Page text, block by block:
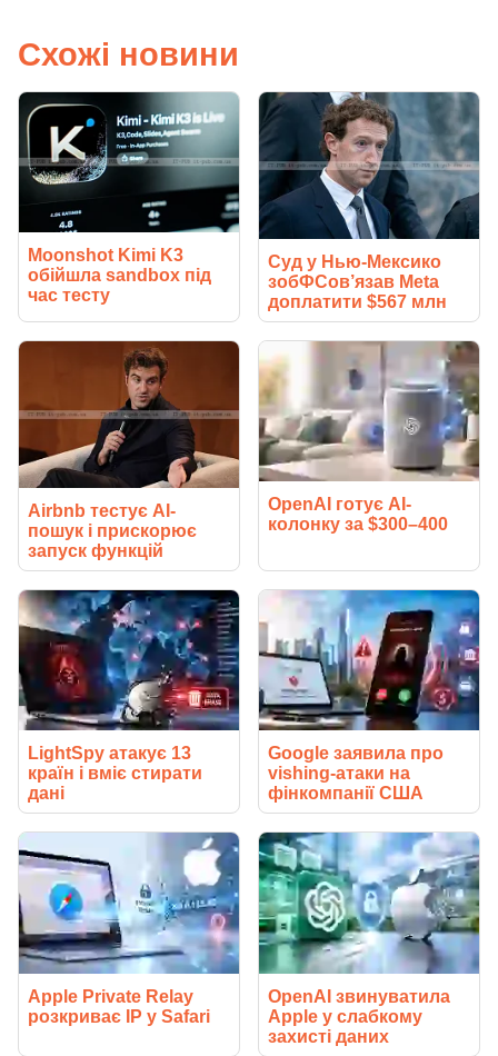
Схожі новини
Moonshot Kimi K3
обійшла sandbox під
час тесту
Суд у Нью-Мексико
зобФСов’язав Meta
доплатити $567 млн
Airbnb тестує AI-
пошук і прискорює
запуск функцій
OpenAI готує AI-
колонку за $300–400
LightSpy атакує 13
країн і вміє стирати
дані
Google заявила про
vishing-атаки на
фінкомпанії США
Apple Private Relay
розкриває IP у Safari
OpenAI звинуватила
Apple у слабкому
захисті даних